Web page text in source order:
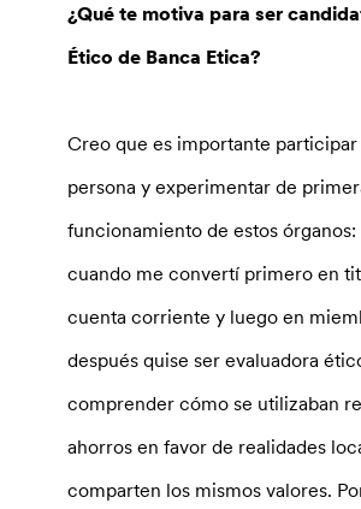
¿Qué te motiva para ser
Ético de Banca Etica?
Creo que es importante
persona y experimentar de
funcionamiento de estos órganos:
cuando me convertí primero en
cuenta corriente y luego en
después quise ser evaluadora
comprender cómo se utilizaban
ahorros en favor de realidades
comparten los mismos valores.